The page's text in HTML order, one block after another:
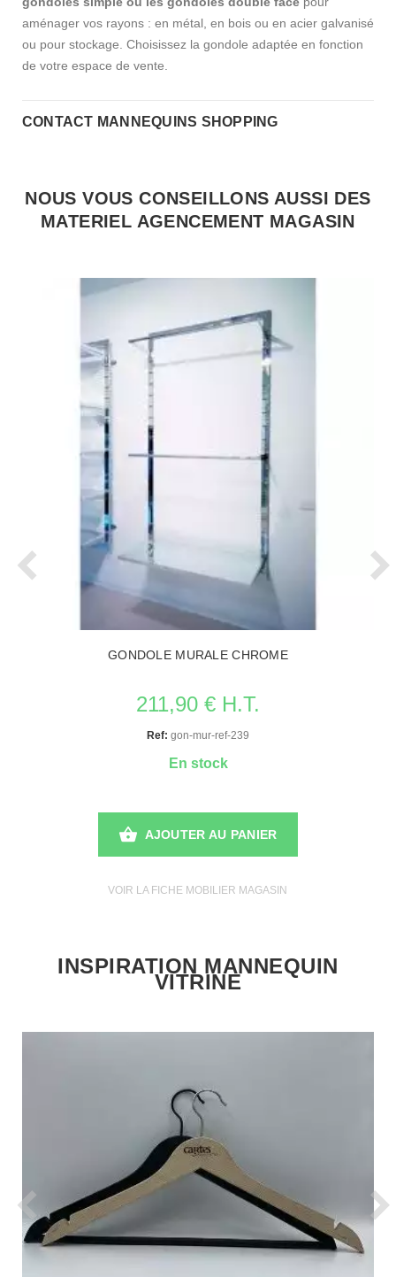
aménager vos rayons : en métal, en bois ou en acier galvanisé
ou pour stockage. Choisissez la gondole adaptée en fonction
de votre espace de vente.
CONTACT MANNEQUINS SHOPPING
NOUS VOUS CONSEILLONS AUSSI DES
MATERIEL AGENCEMENT MAGASIN
GONDOLE MURALE CHROME
211,90 € H.T.
Ref: gon-mur-ref-239
En stock
AJOUTER AU PANIER
VOIR LA FICHE MOBILIER MAGASIN
INSPIRATION MANNEQUIN
VITRINE